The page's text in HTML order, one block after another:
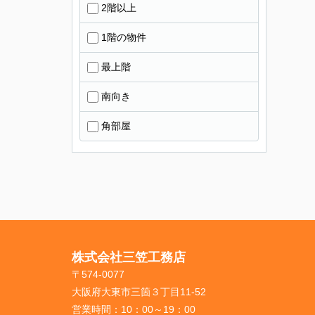
2階以上
1階の物件
最上階
南向き
角部屋
株式会社三笠工務店
〒574-0077
大阪府大東市三箇３丁目11-52
営業時間： 10：00～19：00